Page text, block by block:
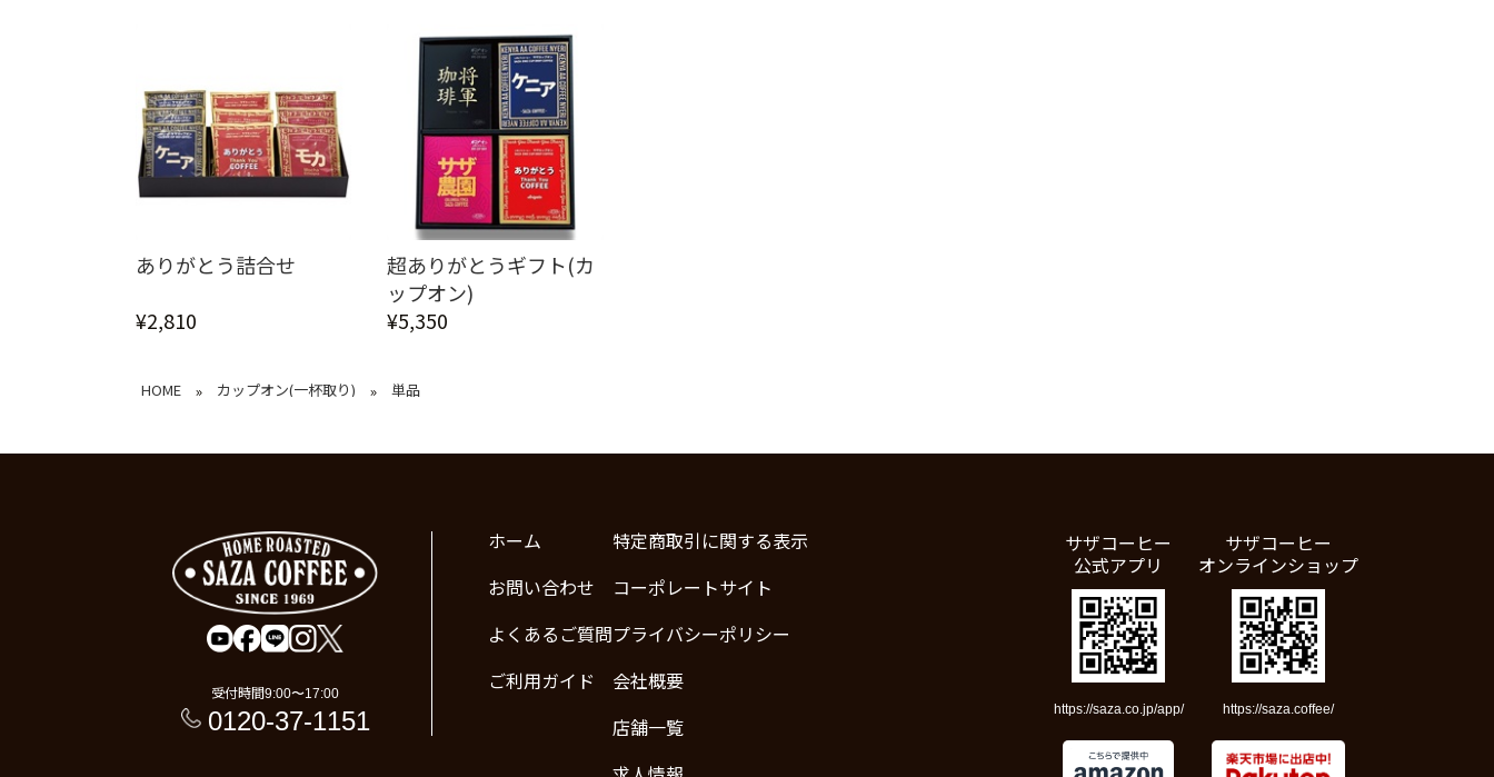
ありがとう詰合せ
¥2,810
超ありがとうギフト(カ
ップオン)
¥5,350
HOME » カップオン(一杯取り) » 単品
受付時間9:00〜17:00
0120-37-1151
ホーム
お問い合わせ
よくあるご質問
ご利用ガイド
特定商取引に関する表示
コーポレートサイト
プライバシーポリシー
会社概要
店舗一覧
サザコーヒー
公式アプリ
https://saza.co.jp/app/
サザコーヒー
オンラインショップ
https://saza.coffee/